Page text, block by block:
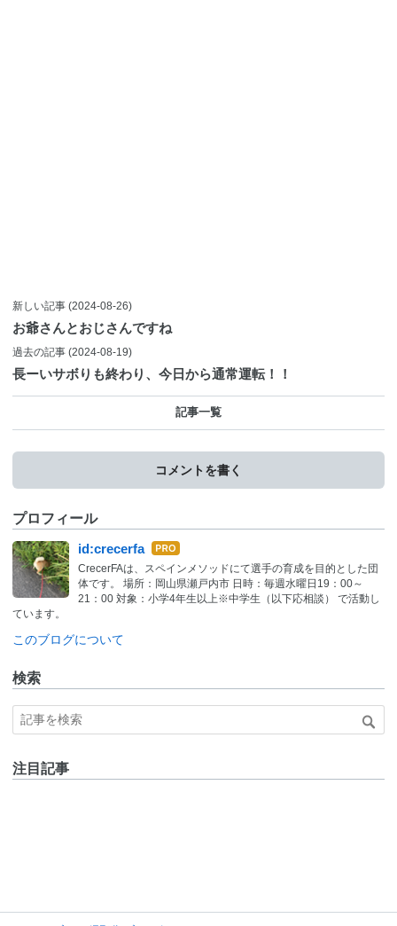
新しい記事 (2024-08-26)
お爺さんとおじさんですね
過去の記事 (2024-08-19)
長ーいサボりも終わり、今日から通常運転！！
記事一覧
コメントを書く
プロフィール
id:crecerfa はて
なブ
ログ
Pro
CrecerFAは、スペインメソッドにて選手の育成を目的とした団
体です。 場所：岡山県瀬戸内市 日時：毎週水曜日19：00～
21：00 対象：小学4年生以上※中学生（以下応相談） で活動し
ています。
このブログについて
検索
注目記事